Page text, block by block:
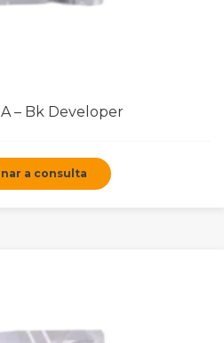
– Bk Developer
a consulta